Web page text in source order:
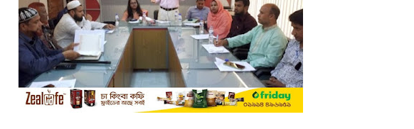
চাইলেন সবার সহযোগিতা
লোভাছড়ার জব্দকৃত পাথর পা'চা'র'কালে ভলগেটসহ
গ্রে'ফ'তার ২
রাত পোহালেই কানাইঘাটে এনসিপির পদযাত্রা, আসছেন
কেন্দ্রীয় নেতারা
ধনমাইরমাটি সরকারি প্রাথমিক বিদ্যালয়ের এসএমসি
সভাপতি ফের হাফিজ আহমদ সুজন
কানাইঘাটে ইসলামী ব্যাংকের রেমিট্যান্স গ্রাহক সমাবেশ,
তিন মাসে কানাইঘাটের ১৬ জনের অস্বাভাবিক